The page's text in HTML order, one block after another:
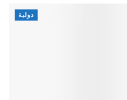
دولية